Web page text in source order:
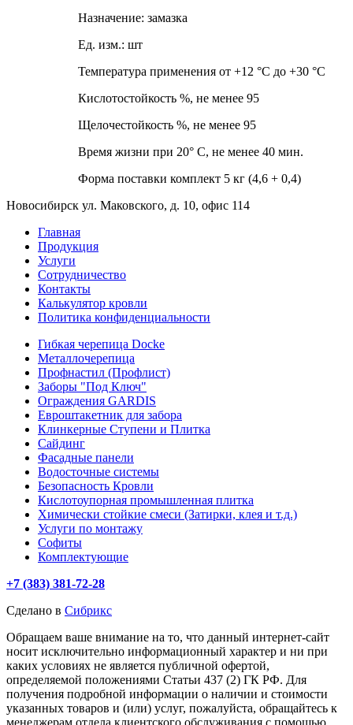
Назначение: замазка
Ед. изм.: шт
Температура применения от +12 °С до +30 °С
Кислотостойкость %, не менее 95
Щелочестойкость %, не менее 95
Время жизни при 20° С, не менее 40 мин.
Форма поставки комплект 5 кг (4,6 + 0,4)
Новосибирск ул. Маковского, д. 10, офис 114
Главная
Продукция
Услуги
Сотрудничество
Контакты
Калькулятор кровли
Политика конфиденциальности
Гибкая черепица Docke
Металлочерепица
Профнастил (Профлист)
Заборы "Под Ключ"
Ограждения GARDIS
Евроштакетник для забора
Клинкерные Ступени и Плитка
Сайдинг
Фасадные панели
Водосточные системы
Безопасность Кровли
Кислотоупорная промышленная плитка
Химически стойкие смеси (Затирки, клея и т.д.)
Услуги по монтажу
Софиты
Комплектующие
+7 (383) 381-72-28
Сделано в Сибрикс
Обращаем ваше внимание на то, что данный интернет-сайт
носит исключительно информационный характер и ни при
каких условиях не является публичной офертой,
определяемой положениями Статьи 437 (2) ГК РФ. Для
получения подробной информации о наличии и стоимости
указанных товаров и (или) услуг, пожалуйста, обращайтесь к
менеджерам отдела клиентского обслуживания с помощью